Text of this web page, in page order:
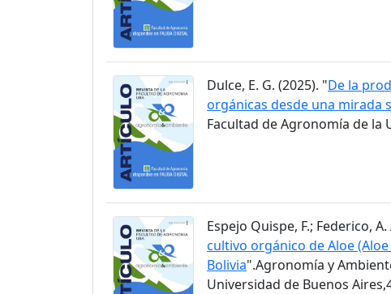
Dulce, E. G. (2025). "De la
orgánicas desde una mirada
Facultad de Agronomía de la
Espejo Quispe, F.; Federico,
cultivo orgánico de Aloe
Bolivia".Agronomía y
Universidad de Buenos